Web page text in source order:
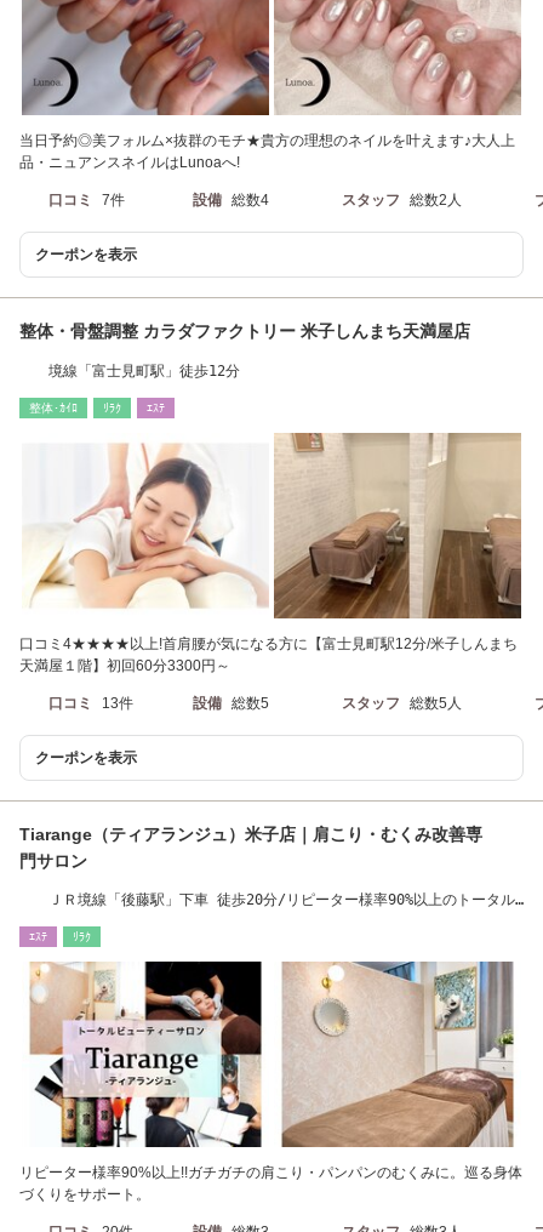
当日予約◎美フォルム×抜群のモチ★貴方の理想のネイルを叶えます♪大人上
品・ニュアンスネイルはLunoaへ!
口コミ 7件 設備 総数4 スタッフ 総数2人
クーポンを表示
整体・骨盤調整 カラダファクトリー 米子しんまち天満屋店
境線「富士見町駅」徒歩12分
整体･ｶｲﾛ ﾘﾗｸ ｴｽﾃ
口コミ4★★★★以上!首肩腰が気になる方に【富士見町駅12分/米子しんまち
天満屋１階】初回60分3300円～
口コミ 13件 設備 総数5 スタッフ 総数5人
クーポンを表示
Tiarange（ティアランジュ）米子店｜肩こり・むくみ改善専
門サロン
ＪＲ境線「後藤駅」下車 徒歩20分/リピーター様率90%以上のトータル
ｴｽﾃ ﾘﾗｸ
リピーター様率90%以上!!ガチガチの肩こり・パンパンのむくみに。巡る身体
づくりをサポート。